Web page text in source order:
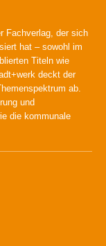
Fachverlag, der sich
hat – sowohl im
Titeln wie
deckt der
ab.
und
die kommunale